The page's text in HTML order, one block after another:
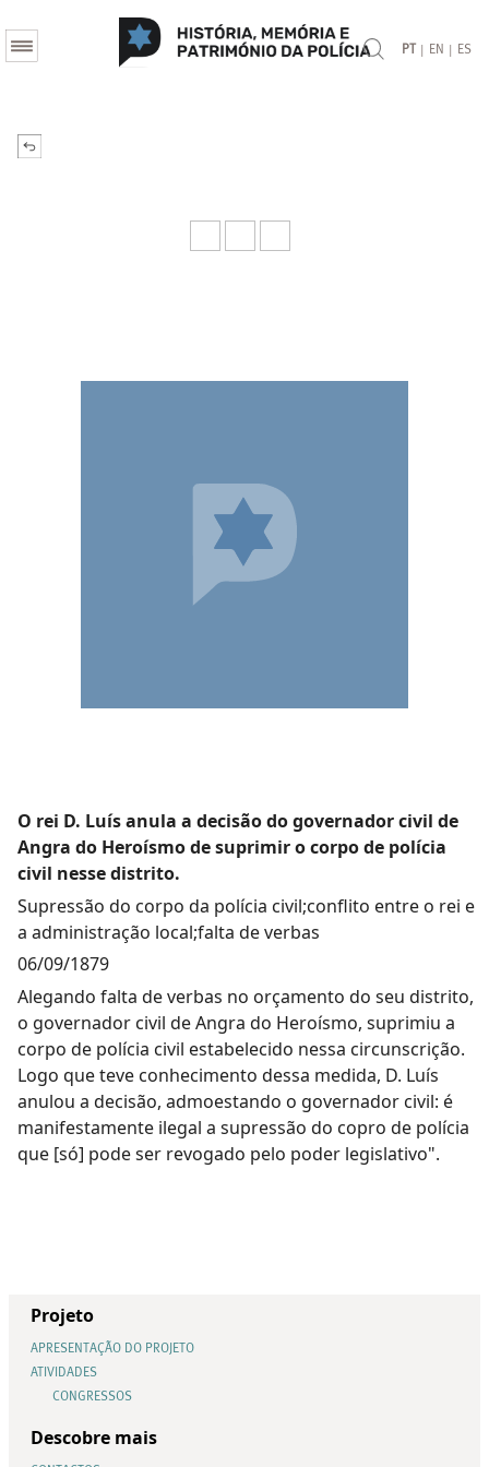
PT | EN | ES
O rei D. Luís anula a decisão do governador civil de
Angra do Heroísmo de suprimir o corpo de polícia
civil nesse distrito.
Supressão do corpo da polícia civil;conflito entre o rei e
a administração local;falta de verbas
06/09/1879
Alegando falta de verbas no orçamento do seu distrito,
o governador civil de Angra do Heroísmo, suprimiu a
corpo de polícia civil estabelecido nessa circunscrição.
Logo que teve conhecimento dessa medida, D. Luís
anulou a decisão, admoestando o governador civil: é
manifestamente ilegal a supressão do copro de polícia
que [só] pode ser revogado pelo poder legislativo".
Projeto
APRESENTAÇÃO DO PROJETO
ATIVIDADES
CONGRESSOS
Descobre mais